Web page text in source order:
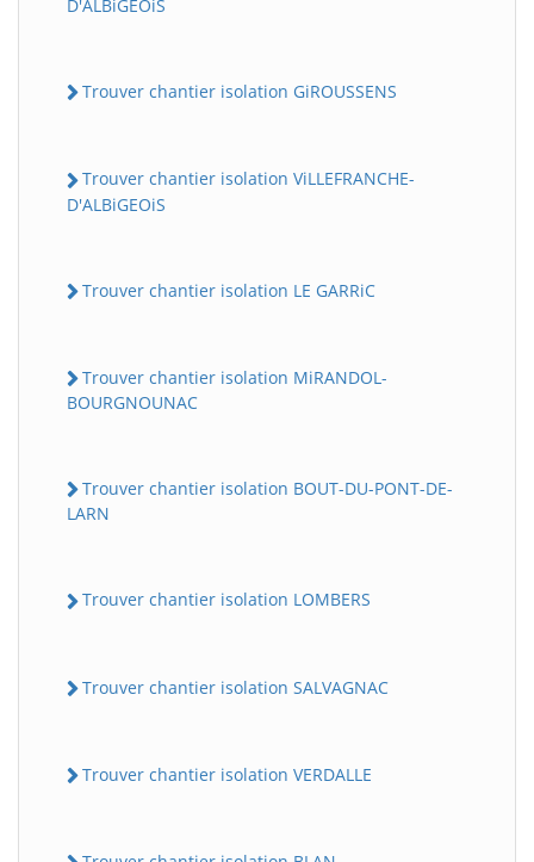
D'ALBiGEOiS
Trouver chantier isolation GiROUSSENS
Trouver chantier isolation ViLLEFRANCHE-
D'ALBiGEOiS
Trouver chantier isolation LE GARRiC
Trouver chantier isolation MiRANDOL-
BOURGNOUNAC
Trouver chantier isolation BOUT-DU-PONT-DE-
LARN
Trouver chantier isolation LOMBERS
Trouver chantier isolation SALVAGNAC
Trouver chantier isolation VERDALLE